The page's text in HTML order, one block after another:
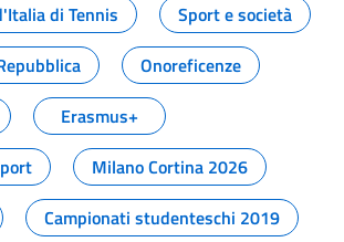
di Tennis
Sport e società
Onoreficenze
Erasmus+
Milano Cortina 2026
Campionati studenteschi 2019